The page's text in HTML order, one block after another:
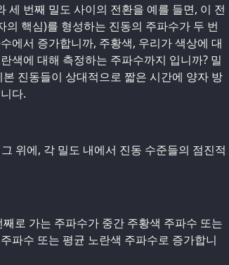
세 번째 밀도 사이의 전환을 예를 들면, 이 전
핵심)를 형성하는 진동의 주파수가 두 번
에서 증가합니까, 주황색, 우리가 색상에 대
색에 대해 측정하는 주파수까지 입니까? 밀
진동들이 상대적으로 짧은 시간에 양자 방
다.
위에, 각 밀도 내에서 진동 수준들의 점진적
로 가는 주파수가 중간 주황색 주파수 또는
파수 또는 평균 노란색 주파수로 증가합니